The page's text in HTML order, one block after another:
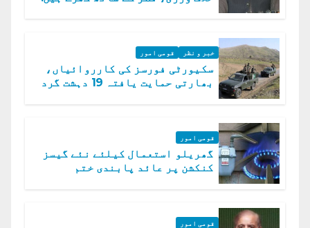
خبر و نظر قومی امور
سکیورٹی فورسز کی کارروائیاں،
بھارتی حمایت یافتہ 19 دہشت گرد
قومی امور
گھریلو استعمال کیلئے نئے گیسز
کنکشن پر عائد پابندی ختم
قومی امور